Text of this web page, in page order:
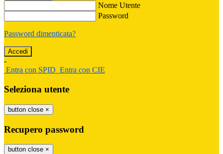
Nome Utente
Password
Password dimenticata?
-
Entra con SPID Entra con CIE
Seleziona utente
button close ×
Recupero password
button close ×